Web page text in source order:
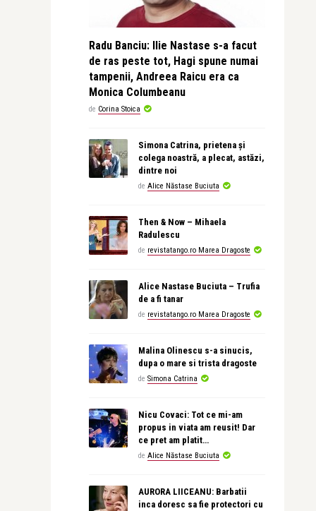
Radu Banciu: Ilie Nastase s-a facut
de ras peste tot, Hagi spune numai
tampenii, Andreea Raicu era ca
Monica Columbeanu
de Corina Stoica
Simona Catrina, prietena și
colega noastră, a plecat, astăzi,
dintre noi
de Alice Năstase Buciuta
Then & Now – Mihaela
Radulescu
de revistatango.ro Marea Dragoste
Alice Nastase Buciuta – Trufia
de a fi tanar
de revistatango.ro Marea Dragoste
Malina Olinescu s-a sinucis,
dupa o mare si trista dragoste
de Simona Catrina
Nicu Covaci: Tot ce mi-am
propus in viata am reusit! Dar
ce pret am platit…
de Alice Năstase Buciuta
AURORA LIICEANU: Barbatii
inca doresc sa fie protectori cu